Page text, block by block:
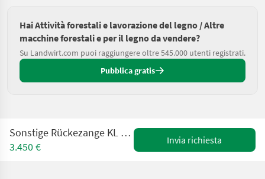
Hai Attività forestali e lavorazione del legno / Altre
macchine forestali e per il legno da vendere?
Su Landwirt.com puoi raggiungere oltre 545.000 utenti registrati.
Pubblica gratis
Sonstige Rückezange KL 1500 FF mit 45 kN Endlos Rotator 1
3.450 €
Invia richiesta